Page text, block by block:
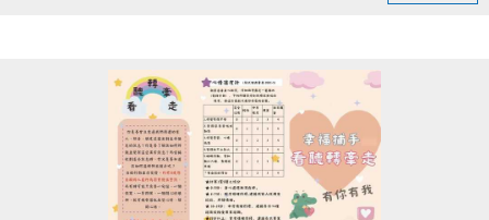
分級泳帽及新店運中專屬額外獎勵
10級黑色膠帽通過前 3 名：[新店運中] 泳池月卡 1張
9級白色膠帽通過前 5 名：[安湧] 泳者專屬禮包 1份
7-8級藍色布帽通過前10名：[安湧] 雙層防水袋 1個
4-6級黃色布帽通過前20名：[安湧] 沐浴乳 1瓶